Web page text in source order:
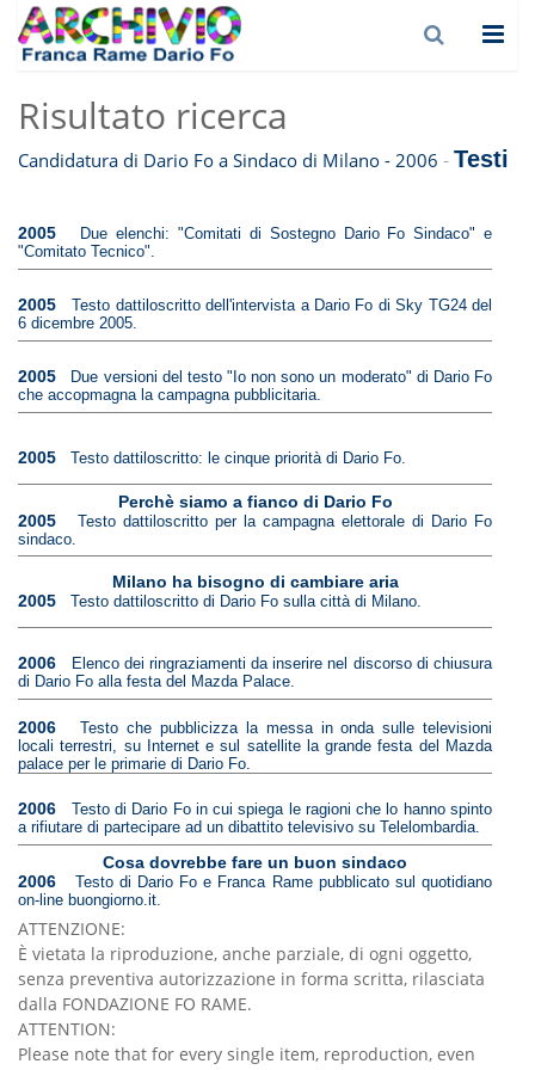
Risultato ricerca
Candidatura di Dario Fo a Sindaco di Milano - 2006 -Testi
2005
Due elenchi: "Comitati di Sostegno Dario Fo Sindaco" e
"Comitato Tecnico".
2005
Testo dattiloscritto dell'intervista a Dario Fo di Sky TG24 del
6 dicembre 2005.
2005
Due versioni del testo "Io non sono un moderato" di Dario Fo
che accopmagna la campagna pubblicitaria.
2005 Testo dattiloscritto: le cinque priorità di Dario Fo.
Perchè siamo a fianco di Dario Fo
2005
Testo dattiloscritto per la campagna elettorale di Dario Fo
sindaco.
Milano ha bisogno di cambiare aria
2005
Testo dattiloscritto di Dario Fo sulla città di Milano.
2006
Elenco dei ringraziamenti da inserire nel discorso di chiusura
di Dario Fo alla festa del Mazda Palace.
2006
Testo che pubblicizza la messa in onda sulle televisioni
locali terrestri, su Internet e sul satellite la grande festa del Mazda
palace per le primarie di Dario Fo.
2006
Testo di Dario Fo in cui spiega le ragioni che lo hanno spinto
a rifiutare di partecipare ad un dibattito televisivo su Telelombardia.
Cosa dovrebbe fare un buon sindaco
2006
Testo di Dario Fo e Franca Rame pubblicato sul quotidiano
on-line buongiorno.it.
ATTENZIONE:
È vietata la riproduzione, anche parziale, di ogni oggetto,
senza preventiva autorizzazione in forma scritta, rilasciata
dalla FONDAZIONE FO RAME.
ATTENTION:
Please note that for every single item, reproduction, even